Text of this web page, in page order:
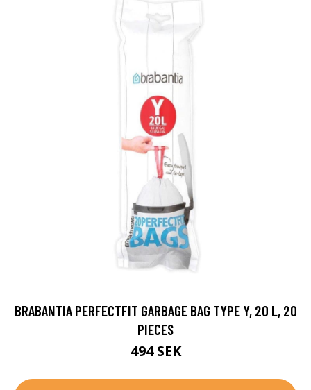
BRABANTIA PERFECTFIT GARBAGE BAG TYPE Y, 20 L, 20
PIECES
494 SEK